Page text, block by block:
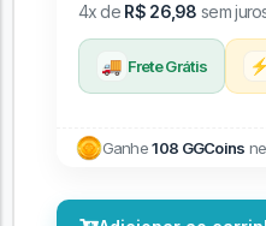
4x de R$ 26,98 sem
🚚 Frete Grátis ⚡
Ganhe108 GGCoins